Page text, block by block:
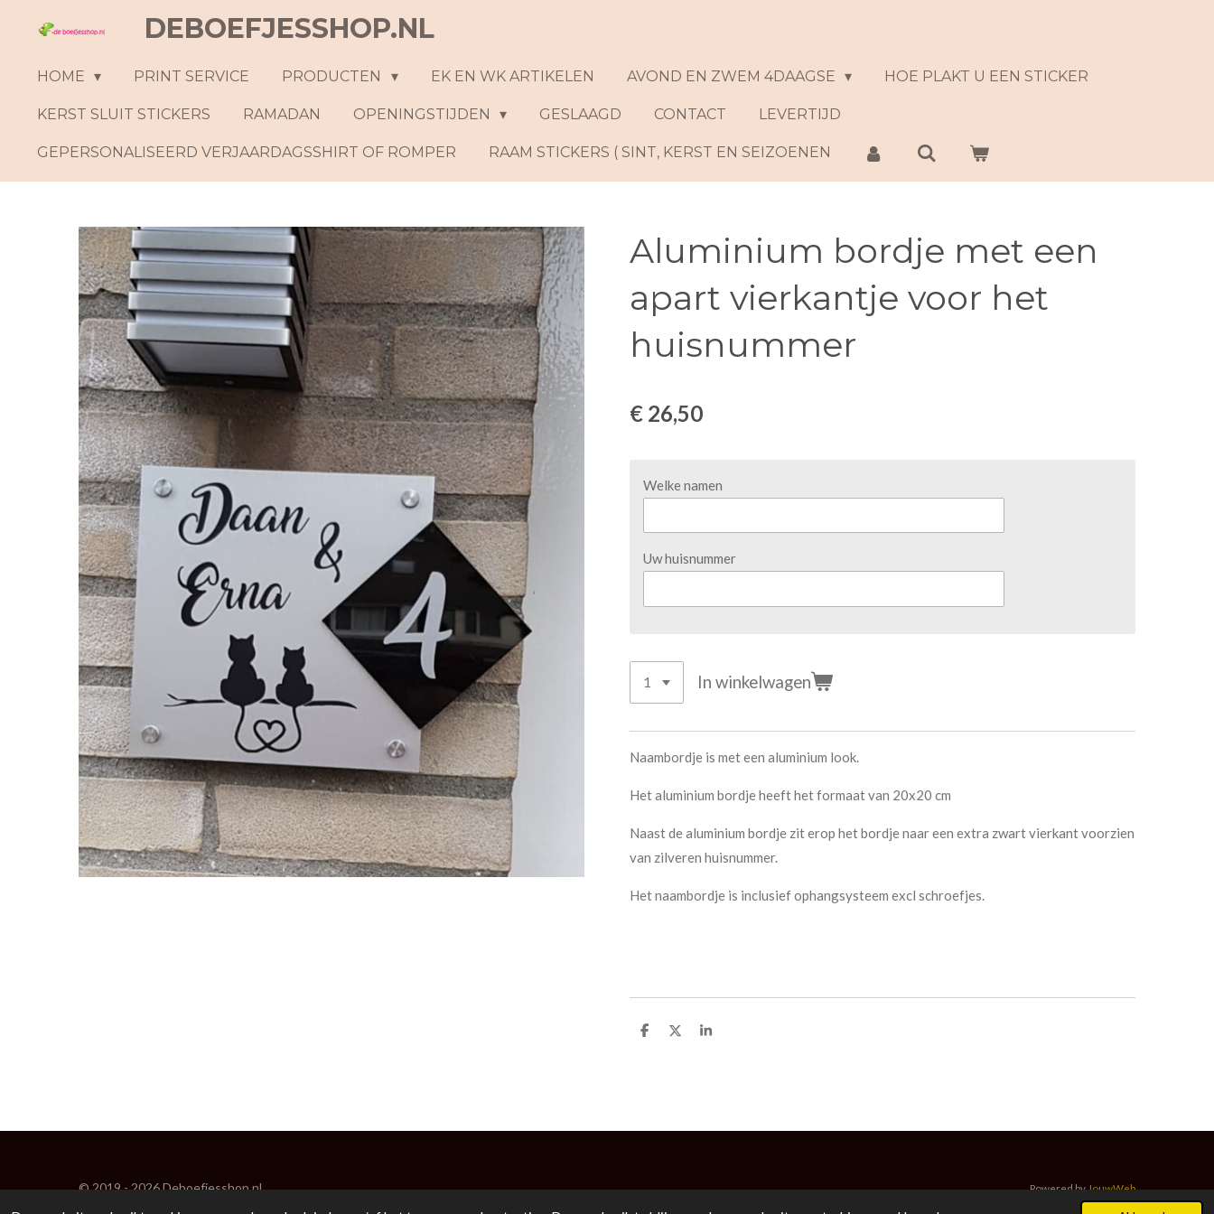
hoofdinhoud
DEBOEFJESSHOP.NL
HOME PRINT SERVICE PRODUCTEN EK EN WK ARTIKELEN AVOND EN ZWEM 4DAAGSE HOE PLAKT U EEN STICKER
KERST SLUIT STICKERS RAMADAN OPENINGSTIJDEN GESLAAGD CONTACT LEVERTIJD
GEPERSONALISEERD VERJAARDAGSSHIRT OF ROMPER RAAM STICKERS ( SINT, KERST EN SEIZOENEN
Aluminium bordje met een
apart vierkantje voor het
huisnummer
€ 26,50
Welke namen
Uw huisnummer
In winkelwagen
Naambordje is met een aluminium look.
Het aluminium bordje heeft het formaat van 20x20 cm
Naast de aluminium bordje zit erop het bordje naar een extra zwart vierkant voorzien
van zilveren huisnummer.
Het naambordje is inclusief ophangsysteem excl schroefjes.
D
D
S
© 2019 - 2026 Deboefjesshop.nl Powered byJouwWeb